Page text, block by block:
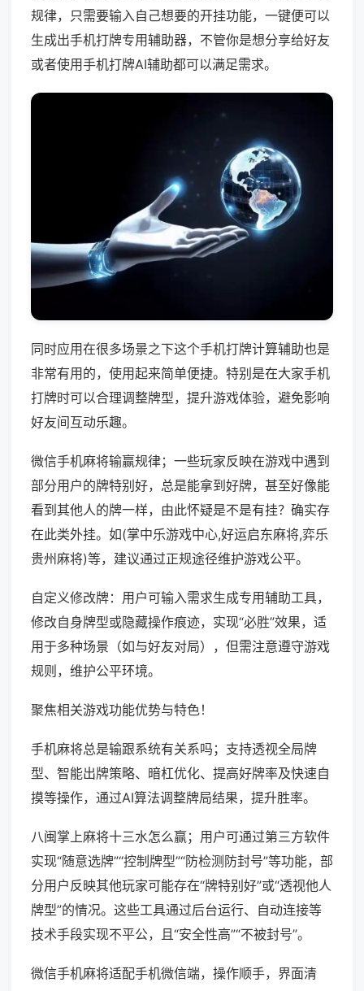
规律，只需要输入自己想要的开挂功能，一键便可以
生成出手机打牌专用辅助器，不管你是想分享给好友
或者使用手机打牌AI辅助都可以满足需求。
同时应用在很多场景之下这个手机打牌计算辅助也是
非常有用的，使用起来简单便捷。特别是在大家手机
打牌时可以合理调整牌型，提升游戏体验，避免影响
好友间互动乐趣。
微信手机麻将输赢规律；一些玩家反映在游戏中遇到
部分用户的牌特别好，总是能拿到好牌，甚至好像能
看到其他人的牌一样，由此怀疑是不是有挂？确实存
在此类外挂。如(掌中乐游戏中心,好运启东麻将,弈乐
贵州麻将)等，建议通过正规途径维护游戏公平。
自定义修改牌：用户可输入需求生成专用辅助工具，
修改自身牌型或隐藏操作痕迹，实现“必胜”效果，适
用于多种场景（如与好友对局），但需注意遵守游戏
规则，维护公平环境。
聚焦相关游戏功能优势与特色！
手机麻将总是输跟系统有关系吗；支持透视全局牌
型、智能出牌策略、暗杠优化、提高好牌率及快速自
摸等操作，通过AI算法调整牌局结果，提升胜率。
八闽掌上麻将十三水怎么赢；用户可通过第三方软件
实现“随意选牌”“控制牌型”“防检测防封号”等功能，部
分用户反映其他玩家可能存在“牌特别好”或“透视他人
牌型”的情况。这些工具通过后台运行、自动连接等
技术手段实现不平公，且“安全性高”“不被封号”。
微信手机麻将适配手机微信端，操作顺手，界面清